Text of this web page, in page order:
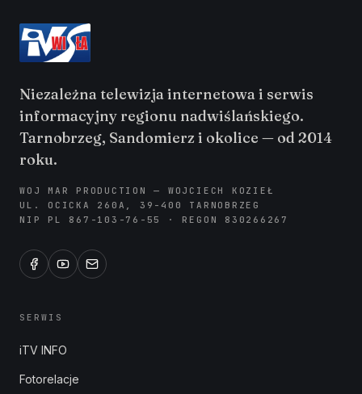
Niezależna telewizja internetowa i serwis
informacyjny regionu nadwiślańskiego.
Tarnobrzeg, Sandomierz i okolice — od 2014
roku.
WOJ MAR PRODUCTION — WOJCIECH KOZIEŁ
UL. OCICKA 260A, 39-400 TARNOBRZEG
NIP PL 867-103-76-55 · REGON 830266267
SERWIS
iTV INFO
Fotorelacje